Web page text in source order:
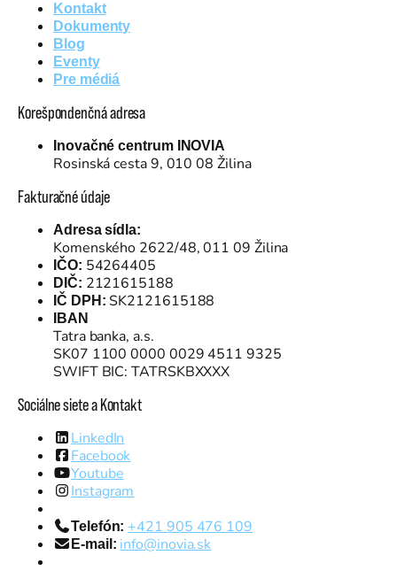
Kontakt
Dokumenty
Blog
Eventy
Pre médiá
Korešpondenčná adresa
Inovačné centrum INOVIA
Rosinská cesta 9, 010 08 Žilina
Fakturačné údaje
Adresa sídla:
Komenského 2622/48, 011 09 Žilina
IČO: 54264405
DIČ: 2121615188
IČ DPH:SK2121615188
IBAN
Tatra banka, a.s.
SK07 1100 0000 0029 4511 9325
SWIFT BIC: TATRSKBXXXX
Sociálne siete a Kontakt
LinkedIn
Facebook
Youtube
Instagram
Telefón: +421 905 476 109
E-mail: info@inovia.sk